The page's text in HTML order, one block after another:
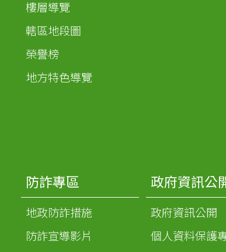
樓層導覽
轄區地段圖
榮譽榜
地方特色導覽
防詐專區
地政防詐措施
防詐宣導影片
政府資訊公
政府資訊公開
個人資料保護